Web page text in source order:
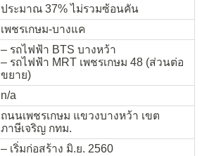
ประมาณ 37% ไม่รวมซ้อนคัน
เพชรเกษม-บางแค
– รถไฟฟ้า BTS บางหว้า
– รถไฟฟ้า MRT เพชรเกษม 48 (ส่วนต่อ
ขยาย)
n/a
ถนนเพชรเกษม แขวงบางหว้า เขต
ภาษีเจริญ กทม.
– เริ่มก่อสร้าง มิ.ย. 2560